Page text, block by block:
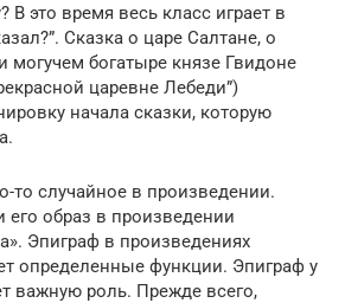
В это время весь класс играет в
Сказка о царе Салтане, о
могучем богатыре князе Гвидоне
царевне Лебеди”)
начала сказки, которую
то случайное в произведении.
его образ в произведении
Эпиграф в произведениях
определенные функции. Эпиграф у
важную роль. Прежде всего,